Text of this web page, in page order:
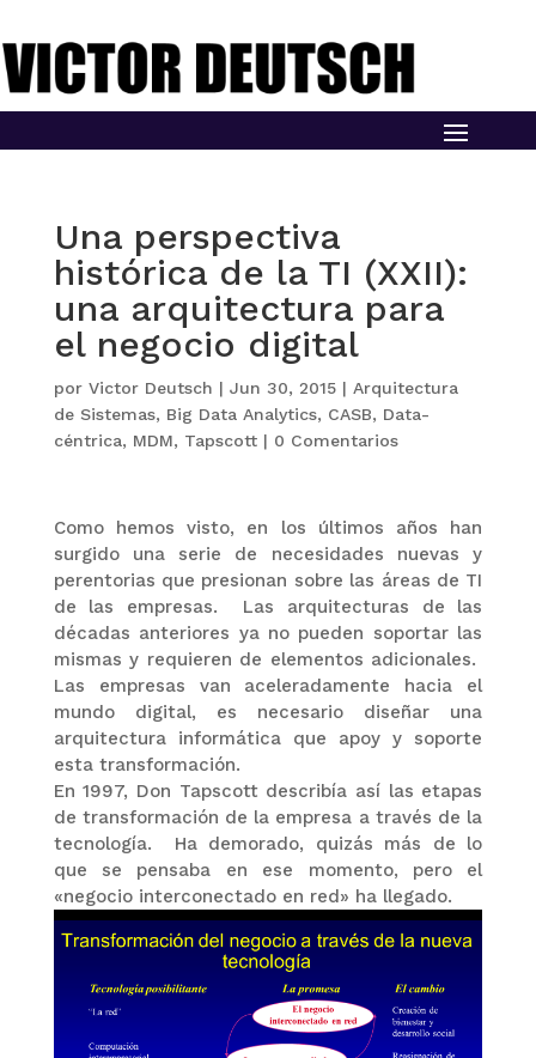
Una perspectiva
histórica de la TI (XXII):
una arquitectura para
el negocio digital
por Victor Deutsch | Jun 30, 2015| Arquitectura
de Sistemas, Big Data Analytics, CASB, Data-
céntrica, MDM, Tapscott| 0 Comentarios
Como hemos visto, en los últimos años han
surgido una serie de necesidades nuevas y
perentorias que presionan sobre las áreas de TI
de las empresas. Las arquitecturas de las
décadas anteriores ya no pueden soportar las
mismas y requieren de elementos adicionales.
Las empresas van aceleradamente hacia el
mundo digital, es necesario diseñar una
arquitectura informática que apoy y soporte
esta transformación.
En 1997, Don Tapscott describía así las etapas
de transformación de la empresa a través de la
tecnología. Ha demorado, quizás más de lo
que se pensaba en ese momento, pero el
«negocio interconectado en red» ha llegado.